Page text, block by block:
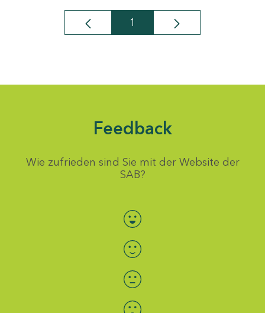
Seite
1
Feedback
Wie zufrieden sind Sie mit der Website der
SAB?
Bewertung auswählen